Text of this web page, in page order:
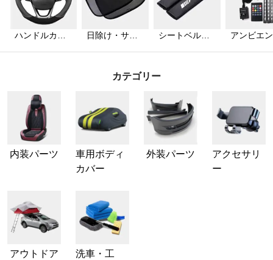
ハンドルカバ
日除け・サン
シートベルト
アンビエ
カテゴリー
内装パーツ
車用ボディ
カバー
外装パーツ
アクセサリ
ー
アウトドア
洗車・工